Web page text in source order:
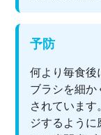
予防
何より毎食後
ブラシを細か
されています
ジするように